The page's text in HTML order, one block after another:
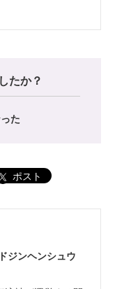
たか？
た
ポスト
ジンヘンシュウ